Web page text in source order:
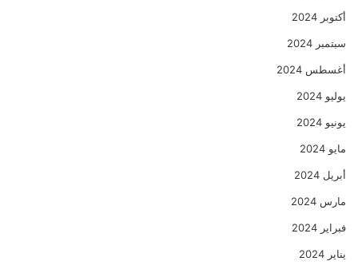
أكتوبر 2024
سبتمبر 2024
أغسطس 2024
يوليو 2024
يونيو 2024
مايو 2024
أبريل 2024
مارس 2024
فبراير 2024
يناير 2024